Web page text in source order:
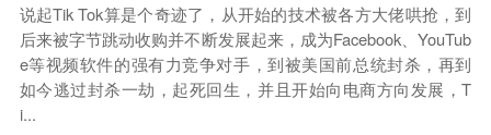
说起Tik Tok算是个奇迹了，从开始的技术被各方大佬哄抢，到
后来被字节跳动收购并不断发展起来，成为Facebook、YouTub
e等视频软件的强有力竞争对手，到被美国前总统封杀，再到
如今逃过封杀一劫，起死回生，并且开始向电商方向发展，T
i...